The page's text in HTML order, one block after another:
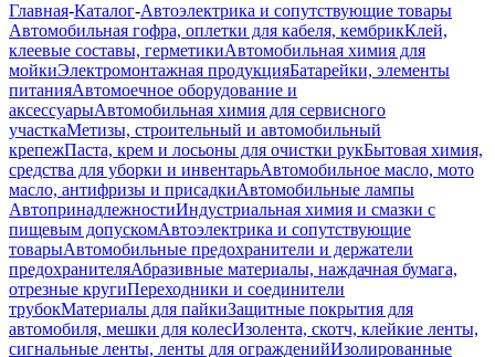
Главная-Каталог-Автоэлектрика и сопутствующие товары
Автомобильная гофра, оплетки для кабеля, кембрикКлей,
клеевые составы, герметикиАвтомобильная химия для
мойкиЭлектромонтажная продукцияБатарейки, элементы
питанияАвтомоечное оборудование и
аксессуарыАвтомобильная химия для сервисного
участкаМетизы, строительный и автомобильный
крепежПаста, крем и лосьоны для очистки рукБытовая химия,
средства для уборки и инвентарьАвтомобильное масло, мото
масло, антифризы и присадкиАвтомобильные лампы
АвтопринадлежностиИндустриальная химия и смазки с
пищевым допускомАвтоэлектрика и сопутствующие
товарыАвтомобильные предохранители и держатели
предохранителяАбразивные материалы, наждачная бумага,
отрезные кругиПереходники и соединители
трубокМатериалы для пайкиЗащитные покрытия для
автомобиля, мешки для колесИзолента, скотч, клейкие ленты,
сигнальные ленты, ленты для огражденийИзолированные